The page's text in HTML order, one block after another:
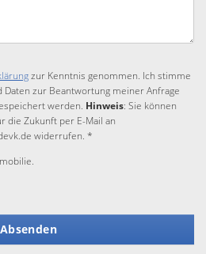
zur Kenntnis genommen. Ich stimme
Daten zur Beantwortung meiner Anfrage
werden. Hinweis: Sie können
die Zukunft per E-Mail an
widerrufen. *
Absenden